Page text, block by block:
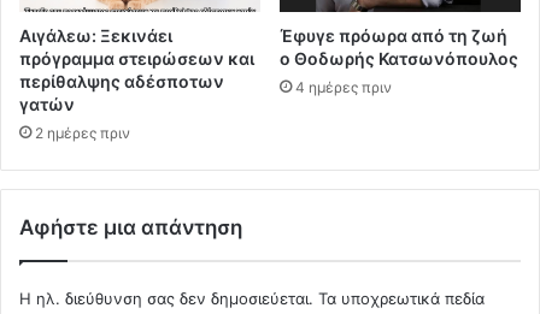
Αιγάλεω: Ξεκινάει
πρόγραμμα στειρώσεων και
περίθαλψης αδέσποτων
γατών
2 ημέρες πριν
Έφυγε πρόωρα από τη ζωή
ο Θοδωρής Κατσωνόπουλος
4 ημέρες πριν
Αφήστε μια απάντηση
Η ηλ. διεύθυνση σας δεν δημοσιεύεται. Τα υποχρεωτικά πεδία